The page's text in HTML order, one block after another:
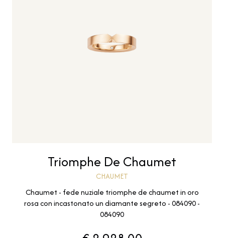
Triomphe De Chaumet
CHAUMET
Chaumet - fede nuziale triomphe de chaumet in oro
rosa con incastonato un diamante segreto - 084090 -
084090